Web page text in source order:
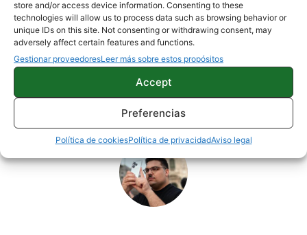
store and/or access device information. Consenting to these
technologies will allow us to process data such as browsing behavior or
unique IDs on this site. Not consenting or withdrawing consent, may
adversely affect certain features and functions.
Gestionar proveedoresLeer más sobre estos propósitos
Accept
Preferencias
Política de cookiesPolítica de privacidadAviso legal
OPINION
Sobre este autor